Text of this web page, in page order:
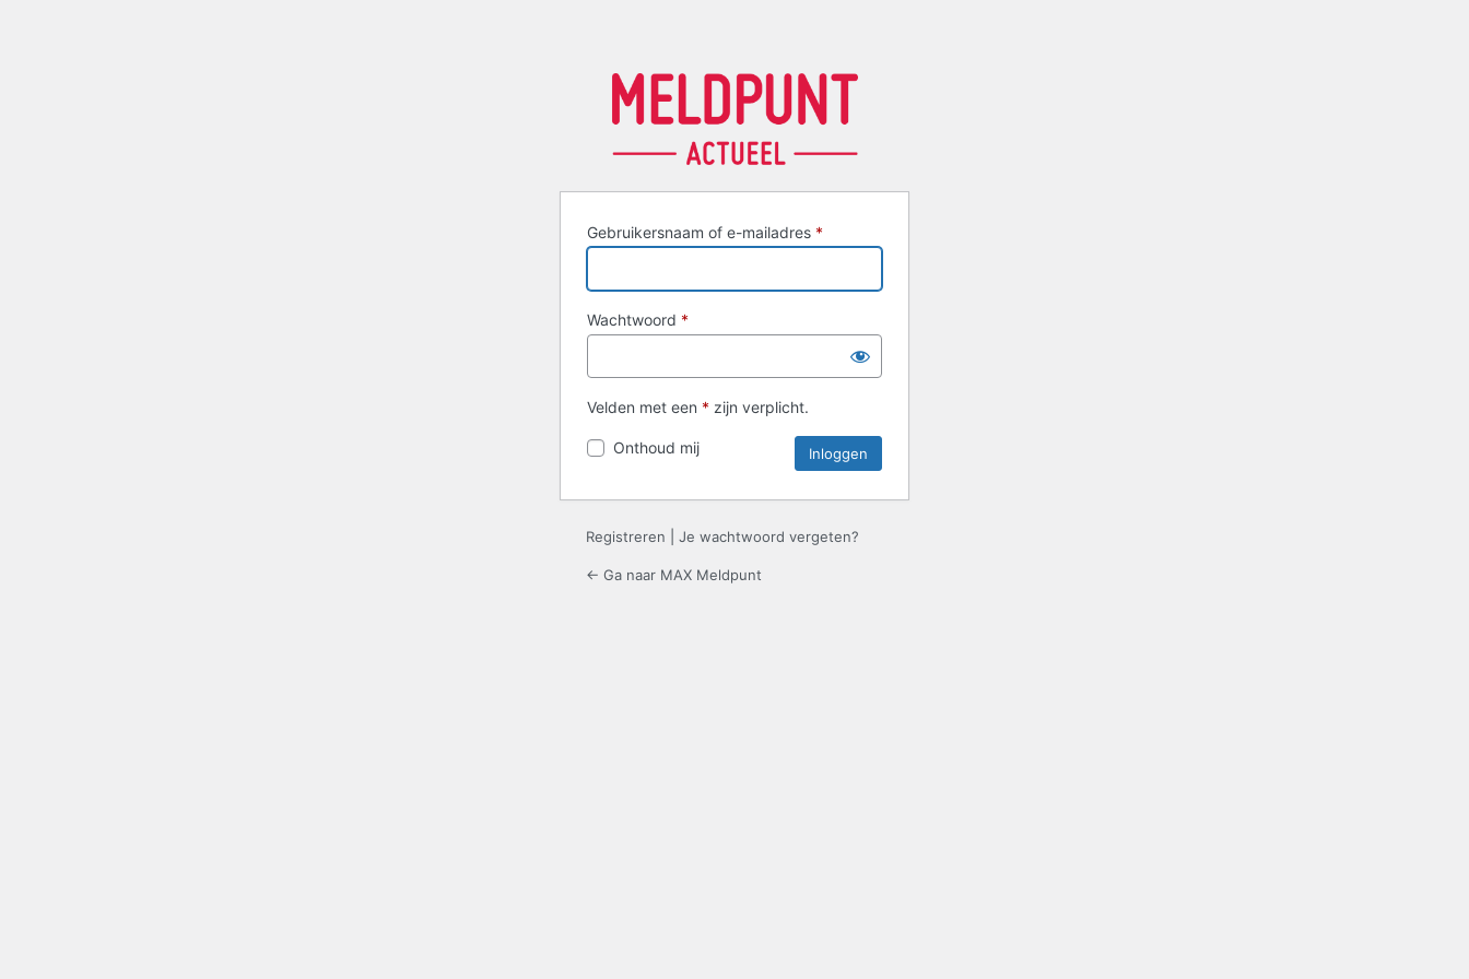
Gebruikersnaam of e-mailadres *
Wachtwoord *
Velden met een * zijn verplicht.
Onthoud mij
Registreren Je wachtwoord vergeten?
← Ga naar MAX Meldpunt